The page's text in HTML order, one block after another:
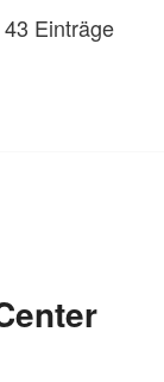
Einträge